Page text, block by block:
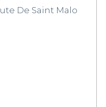
et laissez-nous vous aider
mémorable !
De Saint Malo